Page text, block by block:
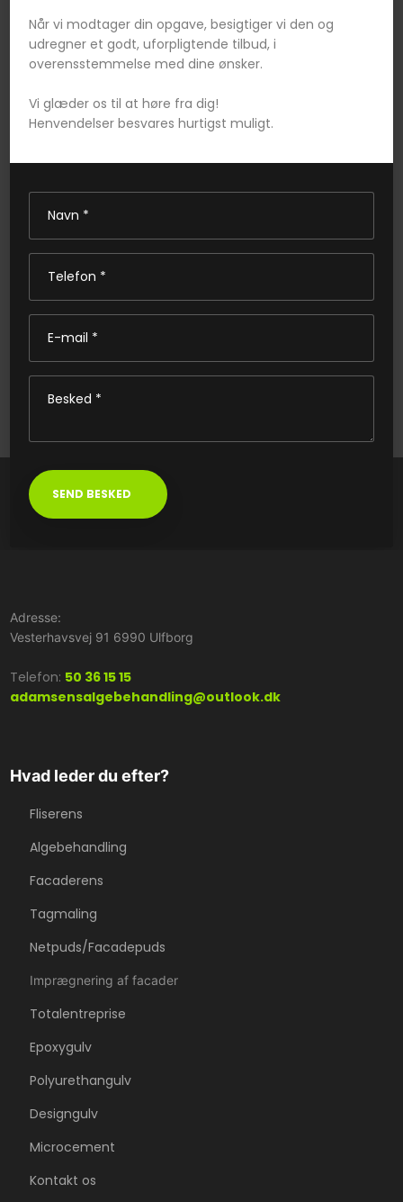
Når vi modtager din opgave, besigtiger vi den og
udregner et godt, uforpligtende tilbud, i
overensstemmelse med dine ønsker.
Vi glæder os til at høre fra dig!
Henvendelser besvares hurtigst muligt.
Adresse:
Vesterhavsvej 91 6990 Ulfborg
Telefon: 50 36 15 15
adamsensalgebehandling@outlook.dk
Hvad leder du efter?
Fliserens
Algebehandling
Facaderens
Tagmaling
Netpuds/Facadepuds
Imprægnering af facader
Totalentreprise
Epoxygulv
Polyurethangulv
Designgulv
Microcement
Kontakt os